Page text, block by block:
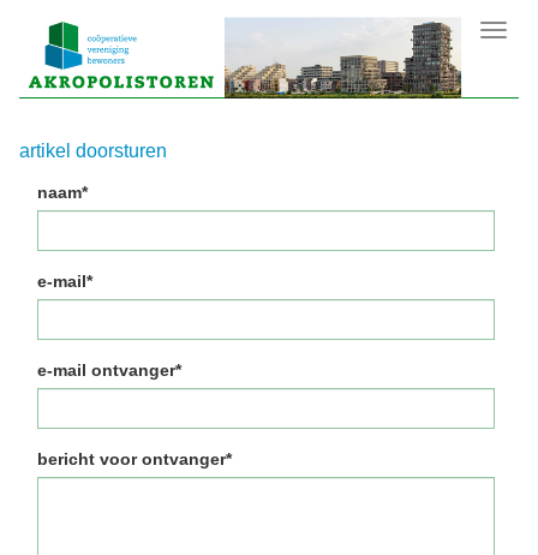
artikel doorsturen
naam*
e-mail*
e-mail ontvanger*
bericht voor ontvanger*